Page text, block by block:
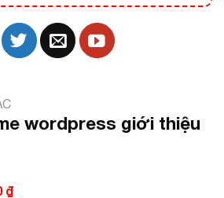
wordpress giới thiệu
₫Giá